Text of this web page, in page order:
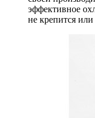
эффективное
не крепится или